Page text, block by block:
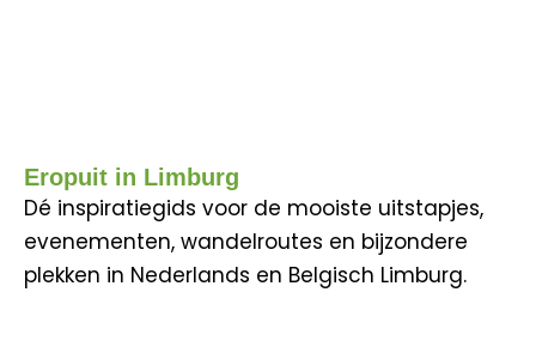
Eropuit in Limburg
Dé inspiratiegids voor de mooiste uitstapjes,
evenementen, wandelroutes en bijzondere
plekken in Nederlands en Belgisch Limburg.